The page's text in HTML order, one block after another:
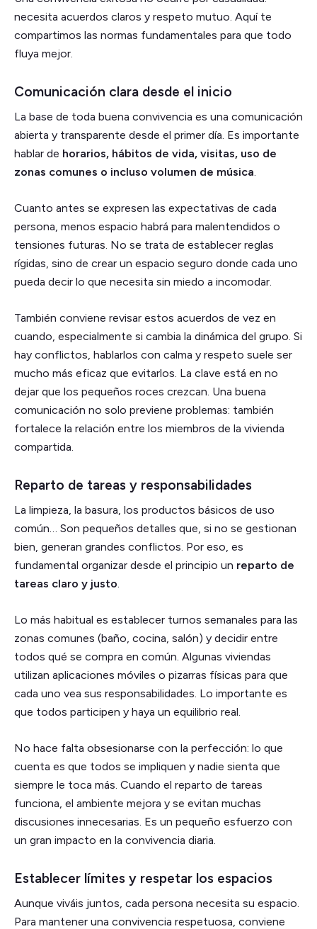
necesita acuerdos claros y respeto mutuo. Aquí te
compartimos las normas fundamentales para que todo
fluya mejor.
Comunicación clara desde el inicio
La base de toda buena convivencia es una comunicación
abierta y transparente desde el primer día. Es importante
hablar de horarios, hábitos de vida, visitas, uso de
zonas comunes o incluso volumen de música.
Cuanto antes se expresen las expectativas de cada
persona, menos espacio habrá para malentendidos o
tensiones futuras. No se trata de establecer reglas
rígidas, sino de crear un espacio seguro donde cada uno
pueda decir lo que necesita sin miedo a incomodar.
También conviene revisar estos acuerdos de vez en
cuando, especialmente si cambia la dinámica del grupo. Si
hay conflictos, hablarlos con calma y respeto suele ser
mucho más eficaz que evitarlos. La clave está en no
dejar que los pequeños roces crezcan. Una buena
comunicación no solo previene problemas: también
fortalece la relación entre los miembros de la vivienda
compartida.
Reparto de tareas y responsabilidades
La limpieza, la basura, los productos básicos de uso
común… Son pequeños detalles que, si no se gestionan
bien, generan grandes conflictos. Por eso, es
fundamental organizar desde el principio un reparto de
tareas claro y justo.
Lo más habitual es establecer turnos semanales para las
zonas comunes (baño, cocina, salón) y decidir entre
todos qué se compra en común. Algunas viviendas
utilizan aplicaciones móviles o pizarras físicas para que
cada uno vea sus responsabilidades. Lo importante es
que todos participen y haya un equilibrio real.
No hace falta obsesionarse con la perfección: lo que
cuenta es que todos se impliquen y nadie sienta que
siempre le toca más. Cuando el reparto de tareas
funciona, el ambiente mejora y se evitan muchas
discusiones innecesarias. Es un pequeño esfuerzo con
un gran impacto en la convivencia diaria.
Establecer límites y respetar los espacios
Aunque viváis juntos, cada persona necesita su espacio.
Para mantener una convivencia respetuosa, conviene